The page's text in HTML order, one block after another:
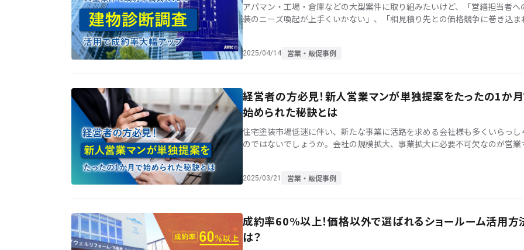
アパマン・工場・倉庫などの大型案件に取り組みたいけど、「営繕担当者へ
装のニーズ喚起が上手くいかない」、「相見積り先との価格競争に巻き込ま
2025/04/14 営業・販促事例
経営者の方必見！新人営業マンが単独提案をたったの1か
始められた秘訣とは
住宅塗装市場低迷に伴い、新たな事業に活路を求める会社様も多くいらっし
のではないでしょうか。会社の規模拡大、事業拡大に必要不可欠なのが営業
2025/03/21 営業・販促事例
成約率60%以上！価格以外で選ばれるショールーム活用方
は？